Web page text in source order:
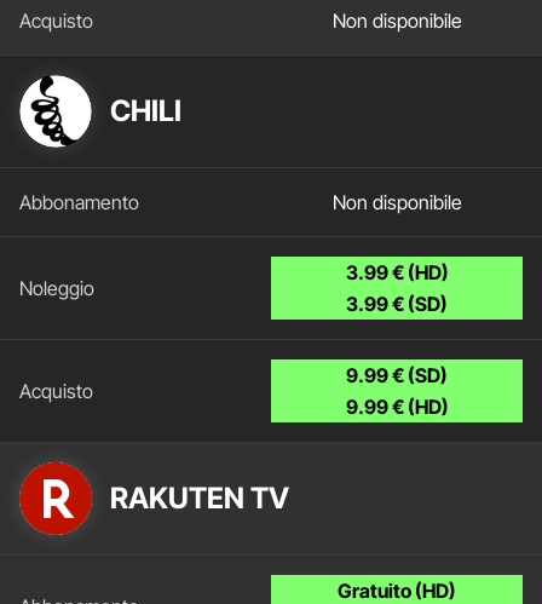
Non disponibile
CHILI
Non disponibile
3.99 € (HD)
3.99 € (SD)
9.99 € (SD)
9.99 € (HD)
RAKUTEN TV
Gratuito (HD)